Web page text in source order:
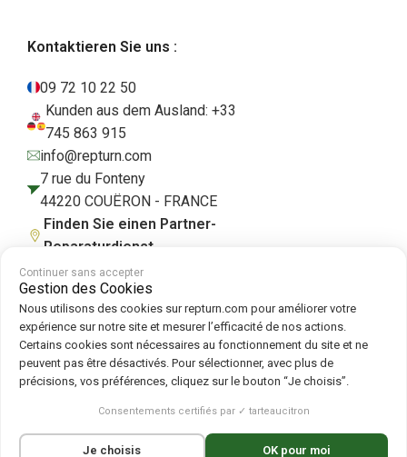
Kontaktieren Sie uns :
09 72 10 22 50
Kunden aus dem Ausland: +33
745 863 915
info@repturn.com
7 rue du Fonteny
44220 COUËRON - FRANCE
Finden Sie einen Partner-
Reparaturdienst
AGB|Impressum|Datenschutzerklärung|Cookies|Cookie-Richtlinie
Folgen Sie uns auf :
Repturn 2026
Continuer sans accepter
Gestion des Cookies
Nous utilisons des cookies sur repturn.com pour améliorer votre
expérience sur notre site et mesurer l’efficacité de nos actions.
Certains cookies sont nécessaires au fonctionnement du site et ne
peuvent pas être désactivés. Pour sélectionner, avec plus de
précisions, vos préférences, cliquez sur le bouton “Je choisis”.
Consentements certifiés par ✓ tarteaucitron
Je choisis OK pour moi
Français(Französisch)